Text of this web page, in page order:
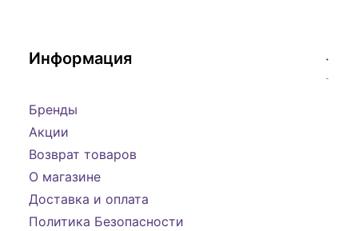
Информация
Бренды
Акции
Возврат товаров
О магазине
Доставка и оплата
Политика Безопасности